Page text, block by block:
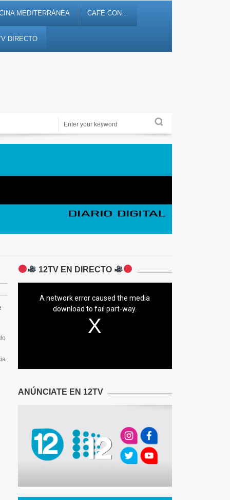
MEDITERRÁNEA CAFÉ CON…
DIRECTO
Noticias, debates, fiestas, cultura, ocio y entretenimiento
12TV EN DIRECTO
A network error caused the media
download to fail part-way.
ANÚNCIATE EN 12TV